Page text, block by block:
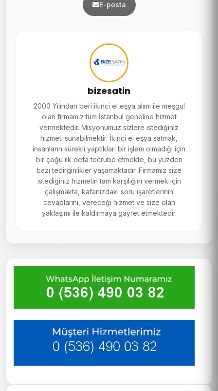
E-posta
bizesatin
2000 Yılından beri ikinci el eşya alımı ile meşgul
olan firmamız tüm İstanbul geneline hizmet
vermektedir. Misyonumuz sizlere istediğiniz
hizmeti sunabilmektir. İkinci el eşya satmak,
insanların sürekli yaptıkları bir işlem olmadığı için
bir çoğu ilk defa tecrübe etmekte, bu yüzden
bazı tedirginlikler yaşamaktadır. Firmamız size
istediğiniz hizmetin tam karşılığını vermek için
çalışmakta, kafanızdaki soru işaretlerinin
cevaplarını, vereceği hizmet ve size olan
yaklaşımı ile kaldırmaya gayret etmektedir.